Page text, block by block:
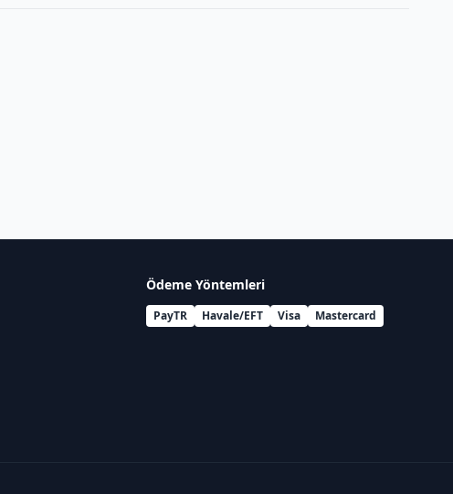
Ödeme Yöntemleri
PayTR Havale/EFT Visa Mastercard